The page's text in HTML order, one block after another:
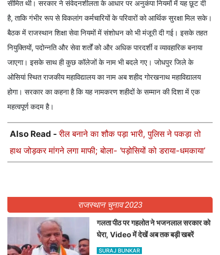
सीमित थी। सरकार ने संवेदनशीलता के आधार पर अनुकंपा नियमों में यह छूट दी
है, ताकि गंभीर रूप से विकलांग कर्मचारियों के परिवारों को आर्थिक सुरक्षा मिल सके।
बैठक में राजस्थान शिक्षा सेवा नियमों में संशोधन को भी मंजूरी दी गई। इसके तहत
नियुक्तियों, पदोन्नति और सेवा शर्तों को और अधिक पारदर्शी व व्यावहारिक बनाया
जाएगा। इसके साथ ही कुछ कॉलेजों के नाम भी बदले गए। जोधपुर जिले के
ओसियां स्थित राजकीय महाविद्यालय का नाम अब शहीद गोरखनाथ महाविद्यालय
होगा। सरकार का कहना है कि यह नामकरण शहीदों के सम्मान की दिशा में एक
महत्वपूर्ण कदम है।
Also Read -रील बनाने का शौक पड़ा भारी, पुलिस ने पकड़ा तो
हाथ जोड़कर मांगने लगा माफी; बोला- ‘पड़ोसियों को डराया-धमकाया’
राजस्थान चुनाव 2023
गलता पीठ पर गहलोत ने भजनलाल सरकार को
घेरा, Video में देखें अब तक बड़ी खबरें
SURAJ BUNKAR